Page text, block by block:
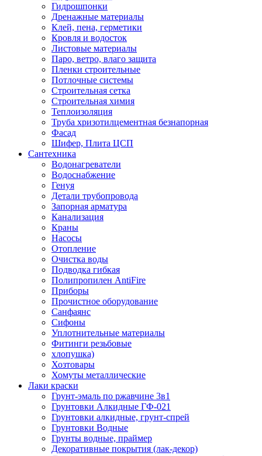
Гидрошпонки
Дренажные материалы
Клей, пена, герметики
Кровля и водосток
Листовые материалы
Паро, ветро, влаго защита
Пленки строительные
Потлочные системы
Строительная сетка
Строительная химия
Теплоизоляция
Труба хризотилцементная безнапорная
Фасад
Шифер, Плита ЦСП
Сантехника
Водонагреватели
Водоснабжение
Генуя
Детали трубопровода
Запорная арматура
Канализация
Краны
Насосы
Отопление
Очистка воды
Подводка гибкая
Полипропилен AntiFire
Приборы
Прочистное оборудование
Санфаянс
Сифоны
Уплотнительные материалы
Фитинги резьбовые
хлопушка)
Хозтовары
Хомуты металлические
Лаки краски
Грунт-эмаль по ржавчине 3в1
Грунтовки Алкидные ГФ-021
Грунтовки алкидные, грунт-спрей
Грунтовки Водные
Грунты водные, праймер
Декоративные покрытия (лак-декор)